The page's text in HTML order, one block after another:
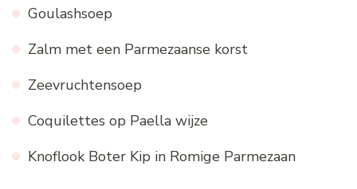
Goulashsoep
Zalm met een Parmezaanse korst
Zeevruchtensoep
Coquilettes op Paella wijze
Knoflook Boter Kip in Romige Parmezaan